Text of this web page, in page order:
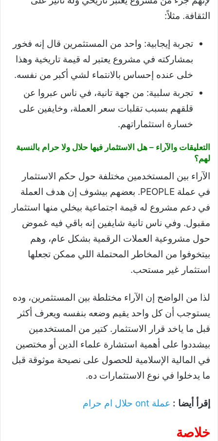
الثقافة. مثلاً:
تجربة إيجابية: واحد من المستثمرين قال إنه فخور
بمشاركته في مشروع يعتبر له قيمة تاريخية وهذا
خلى عنده إحساس بالانتماء لشي أكبر من نفسه.
تجربة سلبية: من جهة تانية، في ناس عبروا عن
قلقهم بسبب تقلبات سعر العملة، وخايفين على
خسارة استثماراتهم.
التعليقات والآراء – هل الاستثمار فيها حلال ولا حرام بالنسبة
لهم؟
الآراء بين المستخدمين مختلفة حول حكم الاستثمار
في عملة PEOPLE. بعضهم بيشوف إن هدف العملة
في دعم مشروع له قيمة اجتماعية بيخلي منها استثمار
مقبول. وفي ناس تانية شايفين إنه باقي فيه غموض
حول مشروعية العملات الرقمية بشكل عام، وهم
بيتخوفوا من المخاطر المحتملة اللي ممكن تجعلها
استثمار غير مستحب.
لذا من الواضح إن الآراء مختلطة بين المستثمرين، وده
يستوجب أن كل واحد يقيم وضعه بنفسه ويعرف أكثر
قبل ما ياخد قرار الاستثمار. كتير من المستخدمين
بيشددوا على أهمية استشارة علماء الدين أو مختصين
في المالية الإسلامية للحصول على نصيحة موثوقة قبل
ما يدخلوا في نوع الاستثمارات ده.
إقرأ أيضا : عملة ont حلال ام حرام
خلاصة